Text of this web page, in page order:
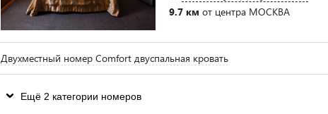
9.7 км от центра МОСКВА
Двухместный номер Comfort двуспальная кровать
Ещё 2 категории номеров